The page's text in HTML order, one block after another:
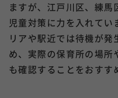
ますが、江戸川区、練
児童対策に力を入れてい
リアや駅近では待機が
め、実際の保育所の場所
も確認することをおすす